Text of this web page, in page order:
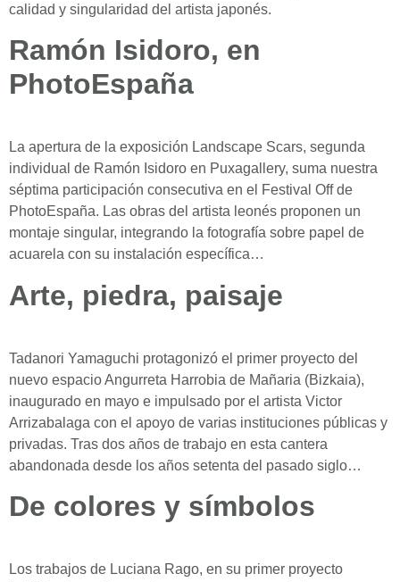
calidad y singularidad del artista japonés.
Ramón Isidoro, en
PhotoEspaña
La apertura de la exposición Landscape Scars, segunda
individual de Ramón Isidoro en Puxagallery, suma nuestra
séptima participación consecutiva en el Festival Off de
PhotoEspaña. Las obras del artista leonés proponen un
montaje singular, integrando la fotografía sobre papel de
acuarela con su instalación específica…
Arte, piedra, paisaje
Tadanori Yamaguchi protagonizó el primer proyecto del
nuevo espacio Angurreta Harrobia de Mañaria (Bizkaia),
inaugurado en mayo e impulsado por el artista Victor
Arrizabalaga con el apoyo de varias instituciones públicas y
privadas. Tras dos años de trabajo en esta cantera
abandonada desde los años setenta del pasado siglo…
De colores y símbolos
Los trabajos de Luciana Rago, en su primer proyecto